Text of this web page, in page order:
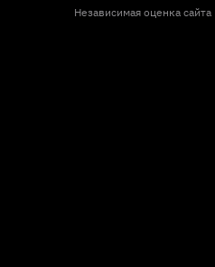
Независимая оценка сайта